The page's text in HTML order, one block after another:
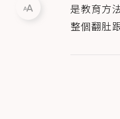
是教育方
整個翻肚